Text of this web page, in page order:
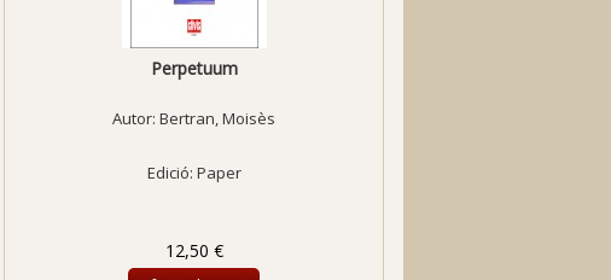
Perpetuum
Autor:Bertran, Moisès
Edició: Paper
12,50 €